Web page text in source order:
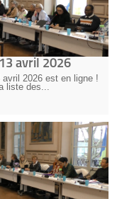
avril 2026
2026 est en ligne !
liste des...